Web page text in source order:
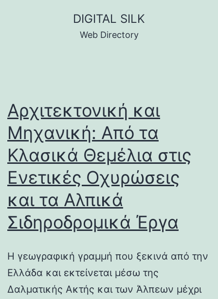
DIGITAL SILK
Web Directory
Αρχιτεκτονική και
Μηχανική: Από τα
Κλασικά Θεμέλια στις
Ενετικές Οχυρώσεις
και τα Αλπικά
Σιδηροδρομικά Έργα
Η γεωγραφική γραμμή που ξεκινά από την
Ελλάδα και εκτείνεται μέσω της
Δαλματικής Ακτής και των Άλπεων μέχρι